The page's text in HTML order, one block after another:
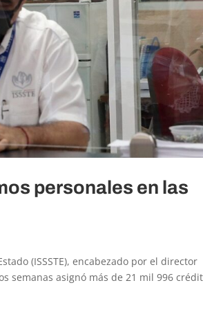
personales en las
(ISSSTE), encabezado por el director
semanas asignó más de 21 mil 996